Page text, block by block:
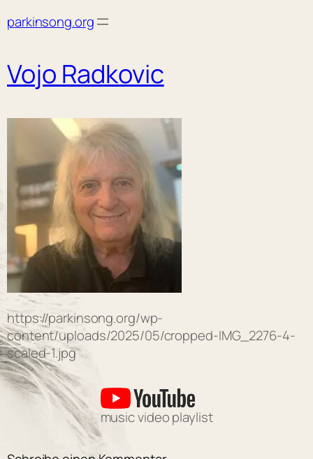
toparkinsong.org
Vojo Radkovic
https://parkinsong.org/wp-
content/uploads/2025/05/cropped-IMG_2276-4-
scaled-1.jpg
music video playlist